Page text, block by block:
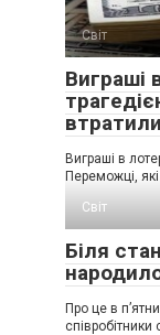
Світ
Виграші
Виграші в
Переможці,
Світ
Біля
Про це в
співробітники